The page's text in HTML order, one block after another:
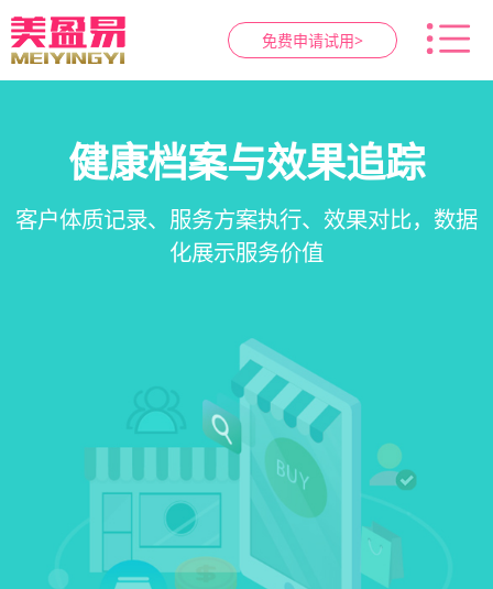
免费申请试用>
智慧养生馆管理系统
一站式解决养生馆预约、服务、会员、财务、营
销全流程数字化管理
会员营销&锁客
会员积分、套餐定制、精准营销、客户关怀，提
升复购率与客单价
预约与工位管理
在线预约、智能排班、技师调度、房间/床位状态
一目了然，提升资源利用率
健康档案与效果追踪
客户体质记录、服务方案执行、效果对比，数据
化展示服务价值